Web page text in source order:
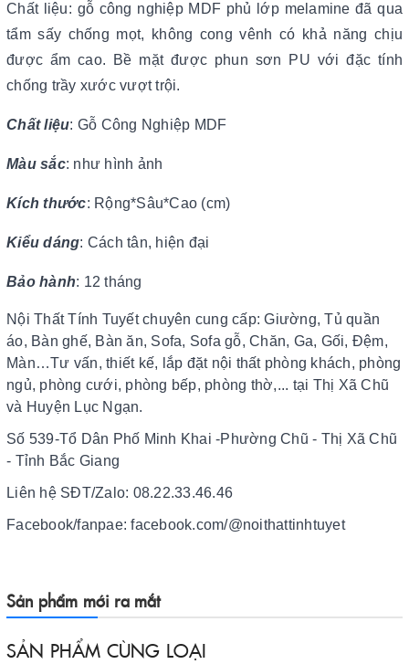
Chất liệu: gỗ công nghiệp MDF phủ lớp melamine đã qua
tẩm sấy chống mọt, không cong vênh có khả năng chịu
được ẩm cao. Bề mặt được phun sơn PU với đặc tính
chống trầy xước vượt trội.
Chất liệu: Gỗ Công Nghiệp MDF
Màu sắc: như hình ảnh
Kích thước: Rộng*Sâu*Cao (cm)
Kiểu dáng: Cách tân, hiện đại
Bảo hành: 12 tháng
Nội Thất Tính Tuyết chuyên cung cấp: Giường, Tủ quần
áo, Bàn ghế, Bàn ăn, Sofa, Sofa gỗ, Chăn, Ga, Gối, Đệm,
Màn…Tư vấn, thiết kế, lắp đặt nội thất phòng khách, phòng
ngủ, phòng cưới, phòng bếp, phòng thờ,... tại Thị Xã Chũ
và Huyện Lục Ngạn.
Số 539-Tổ Dân Phố Minh Khai -Phường Chũ - Thị Xã Chũ
- Tỉnh Bắc Giang
Liên hệ SĐT/Zalo: 08.22.33.46.46
Facebook/fanpae: facebook.com/@noithattinhtuyet
Sản phẩm mới ra mắt
SẢN PHẨM CÙNG LOẠI